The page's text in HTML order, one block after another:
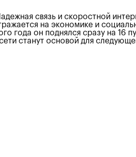
связь и скоростной
на экономике и
года он поднялся сразу на 16
станут основой для